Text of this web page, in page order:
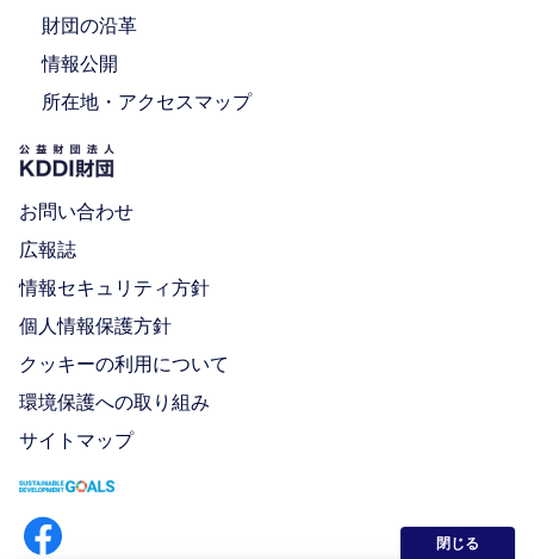
財団の沿革
情報公開
所在地・アクセスマップ
お問い合わせ
広報誌
情報セキュリティ方針
個人情報保護方針
クッキーの利用について
環境保護への取り組み
サイトマップ
閉じる